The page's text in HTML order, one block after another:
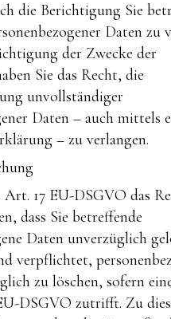
die Berichtigung Sie
Daten zu
der Zwecke der
Sie das Recht, die
unvollständiger
Daten – auch mittels
– zu verlangen.
Art. 17 EU-DSGVO das
dass Sie betreffende
Daten unverzüglich
verpflichtet,
zu löschen, sofern
DSGVO zutrifft. Zu